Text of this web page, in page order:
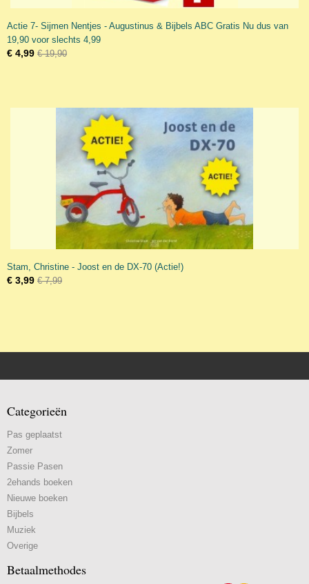
Actie 7- Sijmen Nentjes - Augustinus & Bijbels ABC Gratis Nu dus van
19,90 voor slechts 4,99
€ 4,99 € 19,90
Stam, Christine - Joost en de DX-70 (Actie!)
€ 3,99 € 7,99
Categorieën
Pas geplaatst
Zomer
Passie Pasen
2ehands boeken
Nieuwe boeken
Bijbels
Muziek
Overige
Betaalmethodes